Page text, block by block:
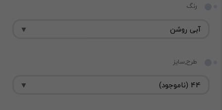
رنگ
طرح,سایز